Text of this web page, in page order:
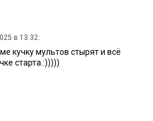
в 13:32:
кучку мультов стырят и всё
старта.:)))))